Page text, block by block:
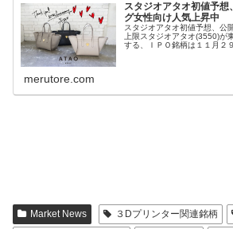
スタジオアタオ初値予
グ女性向け人気上昇中
スタジオアタオ初値予想、公
上限スタジオアタオ(3550)が
する、ＩＰＯ銘柄は１１月２
merutore.com
Market News ３Dプリンター関連銘柄